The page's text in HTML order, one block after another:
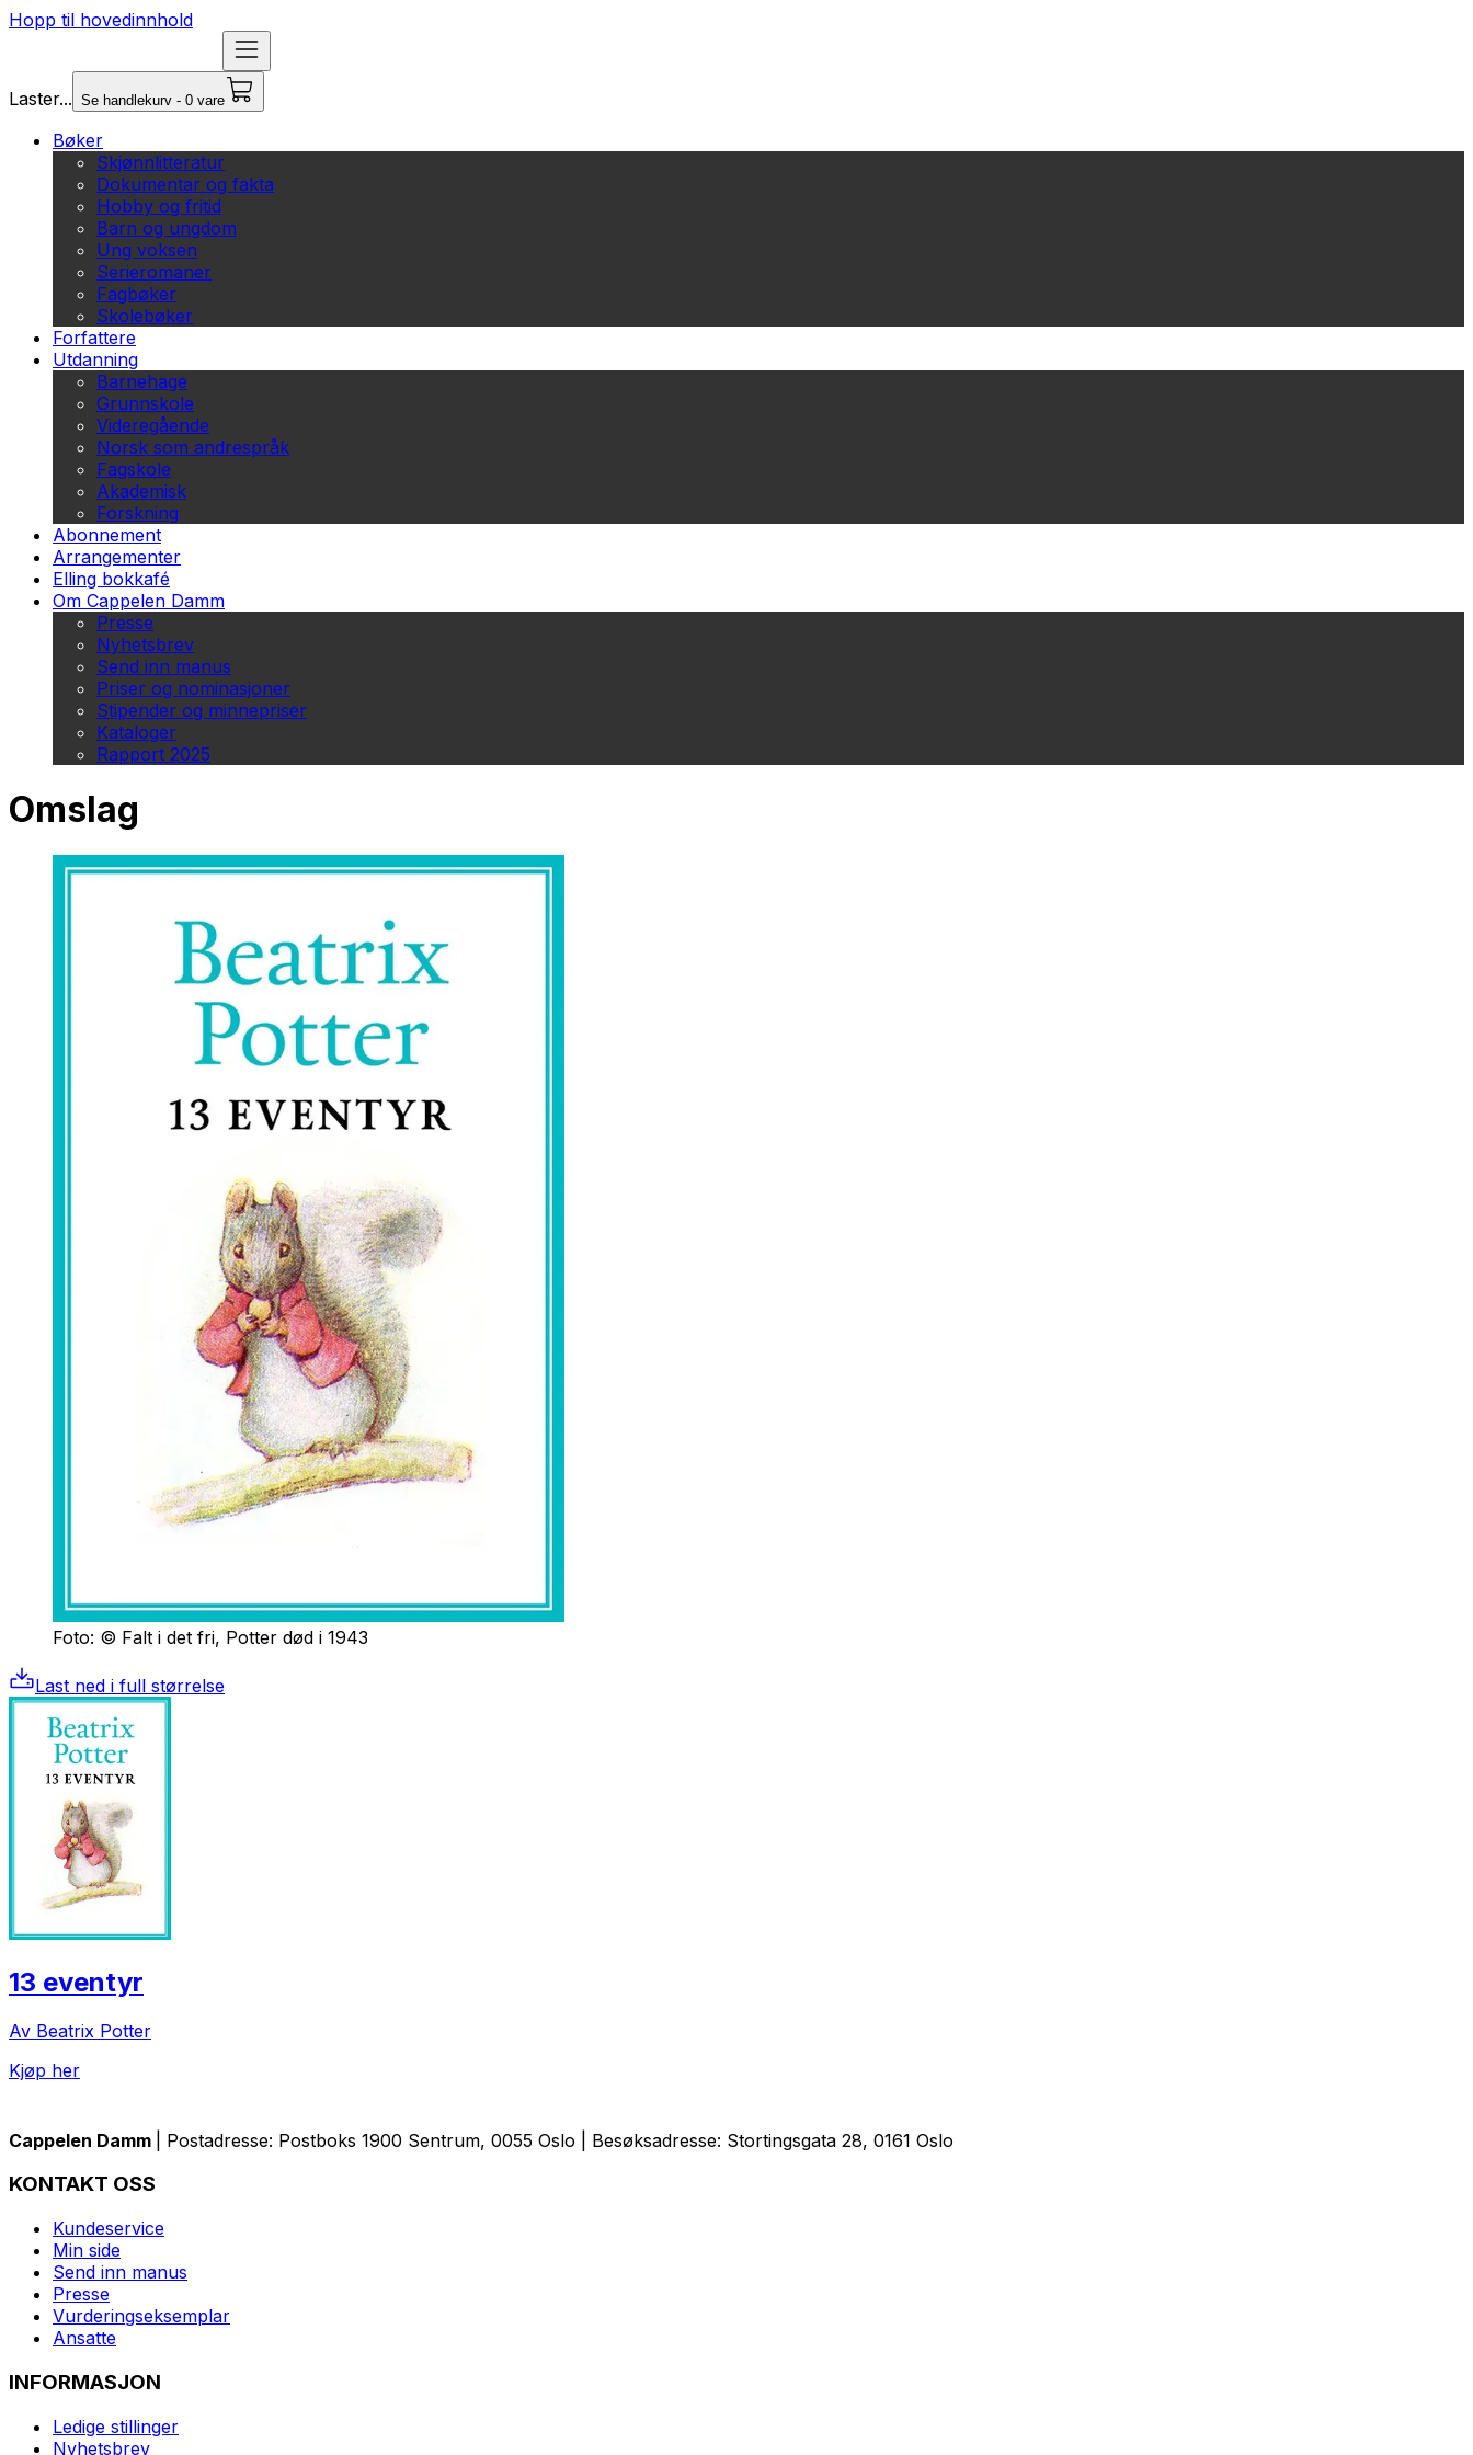
Hopp til hovedinnhold
Laster... Se handlekurv - 0 vare
Bøker
Skjønnlitteratur
Dokumentar og fakta
Hobby og fritid
Barn og ungdom
Ung voksen
Serieromaner
Fagbøker
Skolebøker
Forfattere
Utdanning
Barnehage
Grunnskole
Videregående
Norsk som andrespråk
Fagskole
Akademisk
Forskning
Abonnement
Arrangementer
Elling bokkafé
Om Cappelen Damm
Presse
Nyhetsbrev
Send inn manus
Priser og nominasjoner
Stipender og minnepriser
Kataloger
Rapport 2025
Omslag
Foto: © Falt i det fri, Potter død i 1943
Last ned i full størrelse
13 eventyr
Av Beatrix Potter
Kjøp her
Cappelen Damm | Postadresse: Postboks 1900 Sentrum, 0055 Oslo | Besøksadresse: Stortingsgata 28, 0161 Oslo
KONTAKT OSS
Kundeservice
Min side
Send inn manus
Presse
Vurderingseksemplar
Ansatte
INFORMASJON
Ledige stillinger
Nyhetsbrev